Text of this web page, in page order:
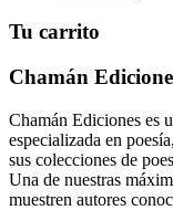
Tu carrito
Chamán
Chamán Ediciones es
especializada en
sus colecciones de
Una de nuestras
muestren autores